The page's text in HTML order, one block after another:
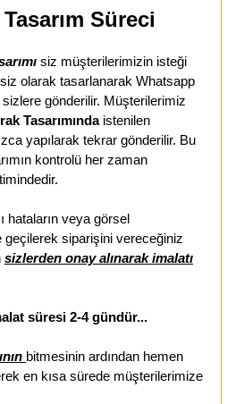
Süreci
siz müşterilerimizin isteği
olarak tasarlanarak Whatsapp
gönderilir. Müşterilerimiz
Tasarımında istenilen
yapılarak tekrar gönderilir. Bu
kontrolü her zaman
veya görsel
geçilerek siparişini vereceğiniz
sizlerden onay alınarak imalatı
süresi 2-4 gündür...
bitmesinin ardından hemen
en kısa sürede müşterilerimize